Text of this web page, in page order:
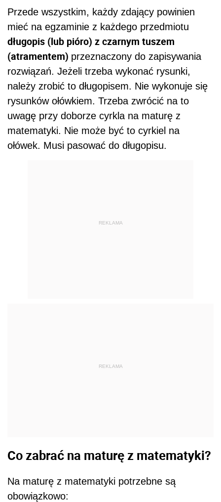
Przede wszystkim, każdy zdający powinien
mieć na egzaminie z każdego przedmiotu
długopis (lub pióro) z czarnym tuszem
(atramentem) przeznaczony do zapisywania
rozwiązań. Jeżeli trzeba wykonać rysunki,
należy zrobić to długopisem. Nie wykonuje się
rysunków ołówkiem. Trzeba zwrócić na to
uwagę przy doborze cyrkla na maturę z
matematyki. Nie może być to cyrkiel na
ołówek. Musi pasować do długopisu.
REKLAMA
REKLAMA
Co zabrać na maturę z matematyki?
Na maturę z matematyki potrzebne są
obowiązkowo: